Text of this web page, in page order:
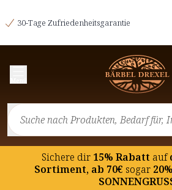
30-Tage Zufriedenheitsgarantie
Sichere dir15% Rabatt auf
Sortiment, ab 70€ sogar20%